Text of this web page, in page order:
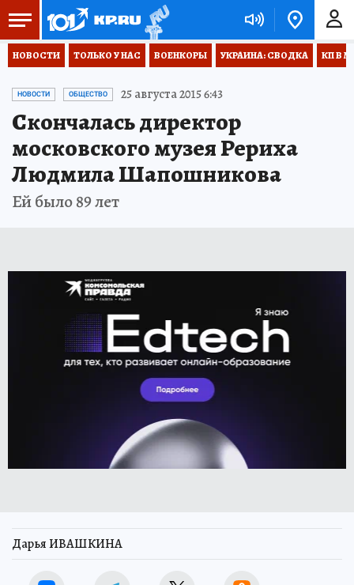
НОВОСТИ ТОЛЬКО У НАС ВОЕНКОРЫ УКРАИНА: СВОДКА КП В
НОВОСТИ ОБЩЕСТВО 25 августа 2015 6:43
Скончалась директор
московского музея Рериха
Людмила Шапошникова
Ей было 89 лет
Дарья ИВАШКИНА